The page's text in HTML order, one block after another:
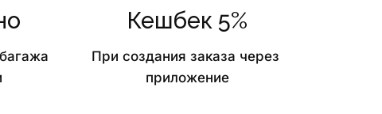
Кешбек 5%
При создания заказа через
приложение